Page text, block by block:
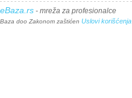
eBaza.rs - mreža za profesionalce
Baza doo Zakonom zaštićen Uslovi korišćenja